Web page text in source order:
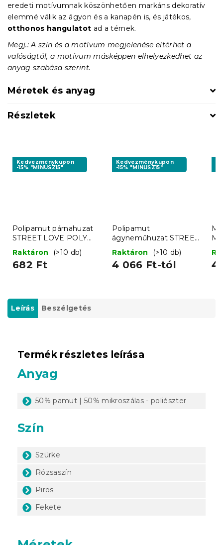
eredeti motívumnak köszönhetően markáns dekoratív
elemmé válik az ágyon és a kanapén is, és játékos,
otthonos hangulatot ad a térnek.
Megj.: A szín és a motívum megjelenése eltérhet a
valóságtól, a motívum másképpen elhelyezkedhet az
anyag szabása szerint.
Méretek és anyag
Részletek
Kedvezménykupon
-15% "MINUSZ15"
Polipamut párnahuzat
STREET LOVE POLY
50x70 cm, szürke
Raktáron (>10 db)
682 Ft
Kedvezménykupon
-15% "MINUSZ15"
Polipamut
ágyneműhuzat STREET
LOVE POLY szürke
Raktáron (>10 db)
4 066 Ft-tól 4
Leírás Beszélgetés
Termék részletes leírása
Anyag
50% pamut | 50% mikroszálas - poliészter
Szín
Szürke
Rózsaszín
Piros
Fekete